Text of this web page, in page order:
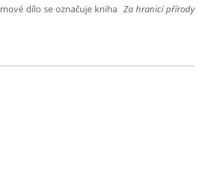
dílo se označuje kniha Za hranicí přírody